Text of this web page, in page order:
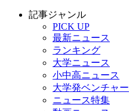
記事ジャンル
PICK UP
最新ニュース
ランキング
大学ニュース
小中高ニュース
大学発ベンチャー
ニュース特集